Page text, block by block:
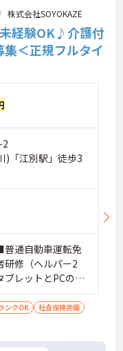
株式会社SOYOKAZE
経験OK♪介護付
＜正規フルタイ
)「江別駅」徒歩3
通自動車運転免
修（ヘルパー2
レットとPCの基
ンクOK
社会保険完備